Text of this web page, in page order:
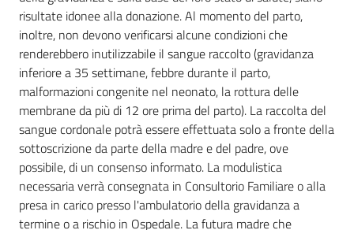
risultate idonee alla donazione. Al momento del parto,
inoltre, non devono verificarsi alcune condizioni che
renderebbero inutilizzabile il sangue raccolto (gravidanza
inferiore a 35 settimane, febbre durante il parto,
malformazioni congenite nel neonato, la rottura delle
membrane da più di 12 ore prima del parto). La raccolta del
sangue cordonale potrà essere effettuata solo a fronte della
sottoscrizione da parte della madre e del padre, ove
possibile, di un consenso informato. La modulistica
necessaria verrà consegnata in Consultorio Familiare o alla
presa in carico presso l'ambulatorio della gravidanza a
termine o a rischio in Ospedale. La futura madre che